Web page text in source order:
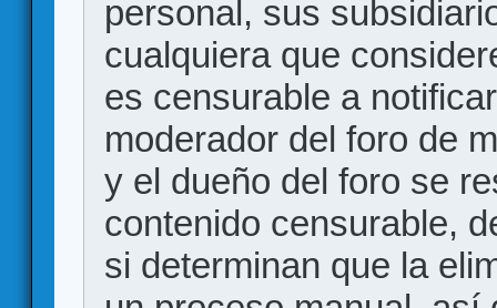
personal, sus
cualquiera que
es censurable a
moderador del foro de
y el dueño del foro se
contenido censurable,
si determinan que la